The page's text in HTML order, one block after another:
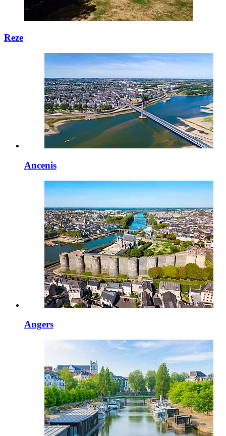
Reze
Ancenis
Angers